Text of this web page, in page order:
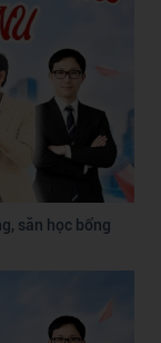
săn học bổng